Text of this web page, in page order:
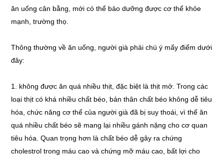
ăn uống cân bằng, mới có thể bảo dưỡng được cơ thể khỏe
mạnh, trường thọ.
Thông thường về ăn uống, người già phải chú ý mấy điểm dưới
đây:
1. không được ăn quá nhiều thịt, đặc biệt là thịt mở. Trong các
loại thịt có khá nhiều chất béo, bản thân chất béo không dễ tiêu
hóa, chức năng cơ thể của người già đã bị suy thoái, vì thế ăn
quá nhiều chất béo sẽ mang lại nhiều gánh nặng cho cơ quan
tiêu hóa. Quan trọng hơn là chất béo dễ gây ra chứng
cholestrol trong máu cao và chứng mỡ máu cao, bất lợi cho